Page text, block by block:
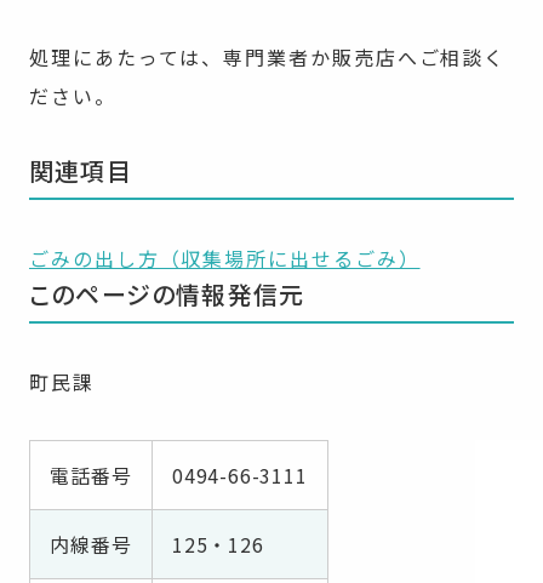
処理にあたっては、専門業者か販売店へご相談く
ださい。
関連項目
ごみの出し方（収集場所に出せるごみ）
このページの情報発信元
町民課
電話番号 0494-66-3111
内線番号 125・126